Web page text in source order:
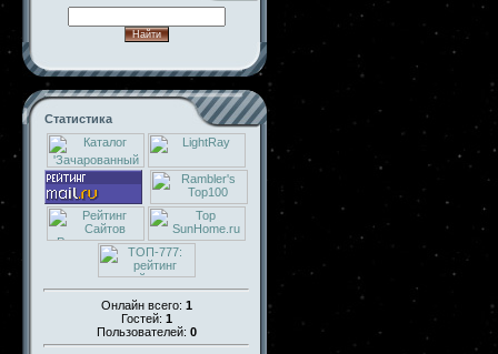
Статистика
Онлайн всего: 1
Гостей: 1
Пользователей: 0